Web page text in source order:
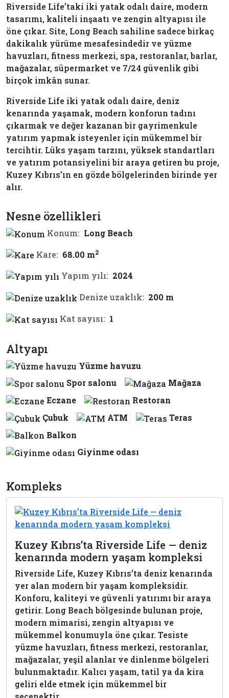
Riverside Life’taki iki yatak odalı daire, modern
tasarımı, kaliteli inşaatı ve zengin altyapısı ile
öne çıkar. Site, Long Beach sahiline sadece birkaç
dakikalık yürüme mesafesindedir ve yüzme
havuzları, fitness merkezi, spa, restoranlar, barlar,
mağazalar, süpermarket ve 7/24 güvenlik gibi
birçok imkân sunar.
Riverside Life iki yatak odalı daire, deniz
kenarında yaşamak, modern konforun tadını
çıkarmak ve değer kazanan bir gayrimenkule
yatırım yapmak isteyenler için mükemmel bir
tercihtir. Lüks yaşam tarzını, yüksek standartları
ve yatırım potansiyelini bir araya getiren bu proje,
Kuzey Kıbrıs’ın en gözde bölgelerinden birinde yer
alır.
Nesne özellikleri
Konum: Long Beach
Kare: 68.00 m2
Yapım yılı: 2024
Denize uzaklık: 200 m
Kat sayısı: 1
Altyapı
Yüzme havuzu
Spor salonu
Mağaza
Eczane
Restoran
Çubuk
ATM
Teras
Balkon
Giyinme odası
Kompleks
Kuzey Kıbrıs’ta Riverside Life — deniz
kenarında modern yaşam kompleksi
Riverside Life, Kuzey Kıbrıs’ta deniz kenarında
yer alan modern bir yaşam kompleksidir.
Konforu, kaliteyi ve güvenli yatırımı bir araya
getirir. Long Beach bölgesinde bulunan proje,
modern mimarisi, zengin altyapısı ve
mükemmel konumuyla öne çıkar. Tesiste
yüzme havuzları, fitness merkezi, restoranlar,
mağazalar, yeşil alanlar ve dinlenme bölgeleri
bulunmaktadır. Kalıcı yaşam, tatil ya da kira
geliri elde etmek için mükemmel bir